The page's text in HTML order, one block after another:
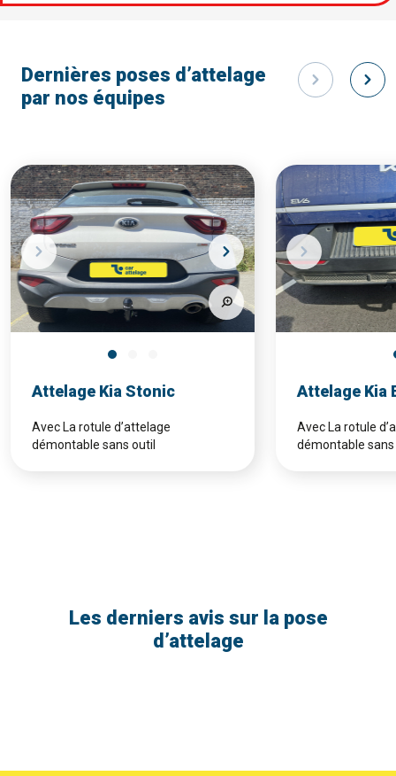
Dernières poses d’attelage
par nos équipes
Attelage Kia Stonic
Avec La rotule d’attelage
démontable sans outil
Attelage Kia
Avec La rotule
démontable
Les derniers avis sur la pose
d’attelage